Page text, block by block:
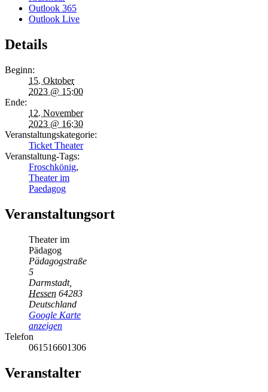
Outlook 365
Outlook Live
Details
Beginn:
15. Oktober
2023 @ 15:00
Ende:
12. November
2023 @ 16:30
Veranstaltungskategorie:
Ticket Theater
Veranstaltung-Tags:
Froschkönig,
Theater im
Paedagog
Veranstaltungsort
Theater im
Pädagog
Pädagogstraße
5
Darmstadt,
Hessen 64283
Deutschland
Google Karte
anzeigen
Telefon
061516601306
Veranstalter